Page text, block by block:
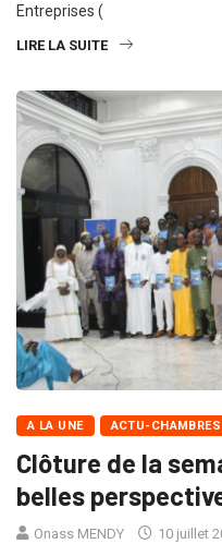
Entreprises (
LIRE LA SUITE
A LA UNE ACTU-CHAMBRES
Clôture de la
belles
Onass MENDY 10 juillet